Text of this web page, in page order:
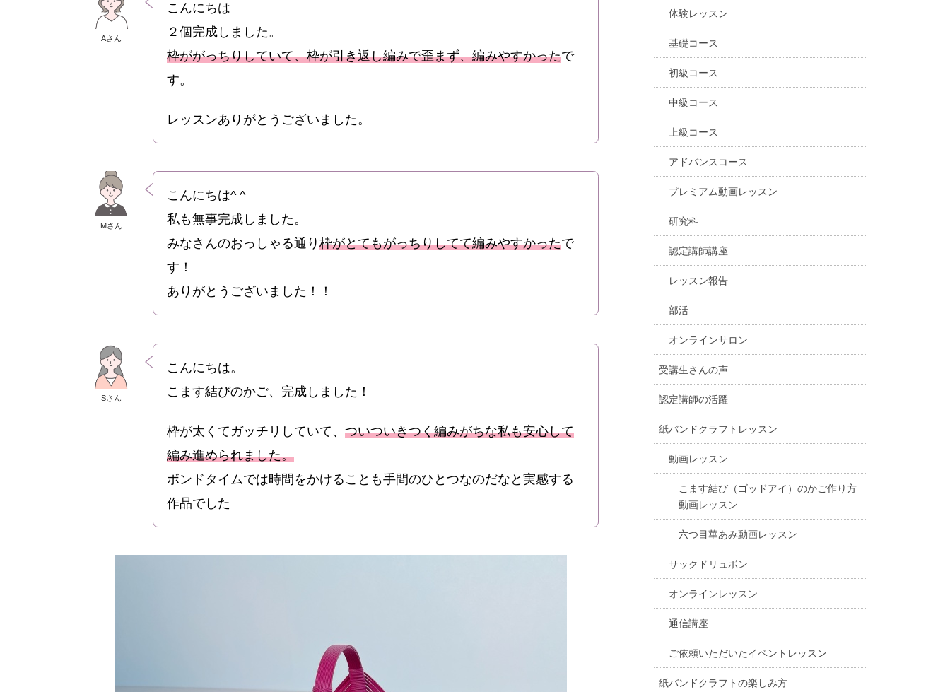
Aさん
こんにちは
２個完成しました。
枠ががっちりしていて、枠が引き返し編みで歪まず、編みやすかったで
す。
レッスンありがとうございました。
Mさん
こんにちは^ ^
私も無事完成しました。
みなさんのおっしゃる通り枠がとてもがっちりしてて編みやすかったで
す！
ありがとうございました！！
Sさん
こんにちは。
こます結びのかご、完成しました！
枠が太くてガッチリしていて、ついついきつく編みがちな私も安心して
編み進められました。
ボンドタイムでは時間をかけることも手間のひとつなのだなと実感する
作品でした
体験レッスン
基礎コース
初級コース
中級コース
上級コース
アドバンスコース
プレミアム動画レッスン
研究科
認定講師講座
レッスン報告
部活
オンラインサロン
受講生さんの声
認定講師の活躍
紙バンドクラフトレッスン
動画レッスン
こます結び（ゴッドアイ）のかご作り方
動画レッスン
六つ目華あみ動画レッスン
サックドリュボン
オンラインレッスン
通信講座
ご依頼いただいたイベントレッスン
紙バンドクラフトの楽しみ方